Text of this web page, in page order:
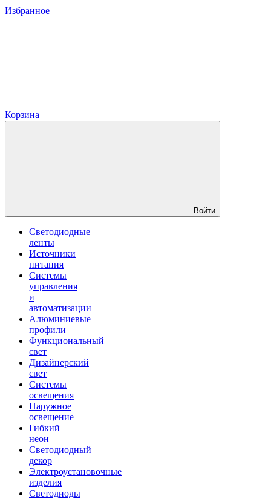
Избранное
Корзина
Войти
Светодиодные
ленты
Источники
питания
Системы
управления
и
автоматизации
Алюминиевые
профили
Функциональный
свет
Дизайнерский
свет
Системы
освещения
Наружное
освещение
Гибкий
неон
Светодиодный
декор
Электроустановочные
изделия
Светодиоды